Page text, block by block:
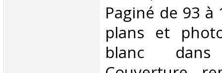
Paginé de 93 à
plans et
blanc